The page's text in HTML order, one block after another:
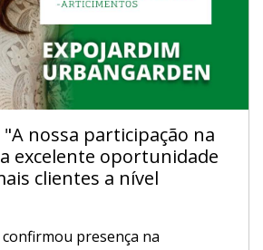
nossa participação na
excelente oportunidade
clientes a nível
confirmou presença na